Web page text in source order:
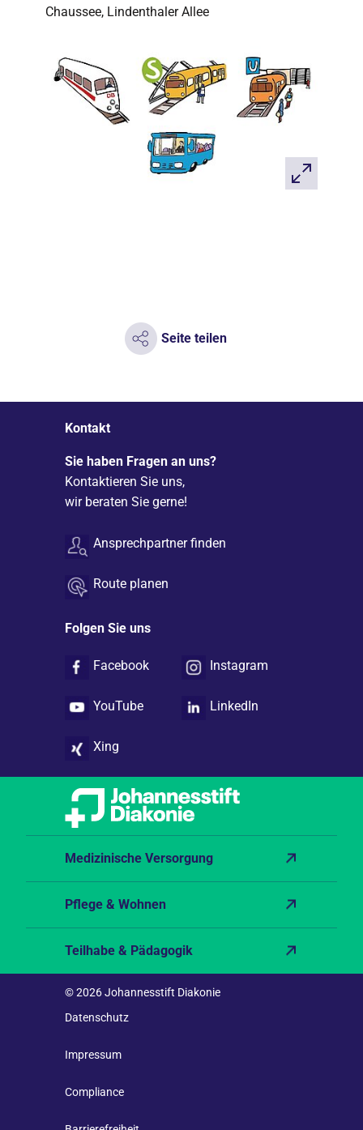
Chaussee, Lindenthaler Allee
Seite teilen
Kontakt
Sie haben Fragen an uns?
Kontaktieren Sie uns,
wir beraten Sie gerne!
Ansprechpartner finden
Route planen
Folgen Sie uns
Facebook Instagram
YouTube LinkedIn
Xing
Medizinische Versorgung
Pflege & Wohnen
Teilhabe & Pädagogik
© 2026 Johannesstift Diakonie
Datenschutz
Impressum
Compliance